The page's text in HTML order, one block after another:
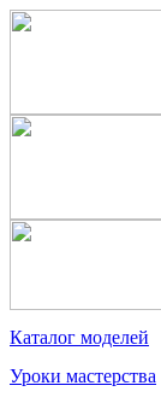
Каталог моделей
Уроки мастерства